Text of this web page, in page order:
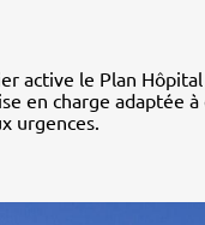
active le Plan
en charge adaptée
urgences.